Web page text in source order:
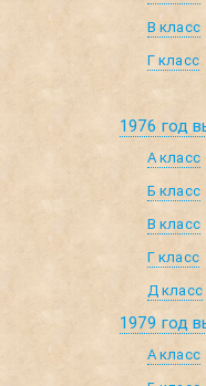
В класс
Г класс
1976 год
А класс
Б класс
В класс
Г класс
Д класс
1979 год
А класс